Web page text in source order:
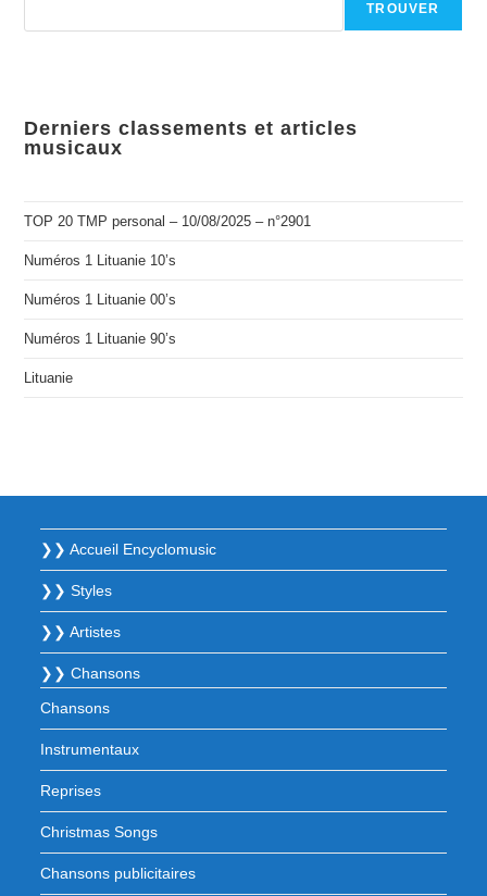
TROUVER
Derniers classements et articles
musicaux
TOP 20 TMP personal – 10/08/2025 – n°2901
Numéros 1 Lituanie 10’s
Numéros 1 Lituanie 00’s
Numéros 1 Lituanie 90’s
Lituanie
❯❯ Accueil Encyclomusic
❯❯ Styles
❯❯ Artistes
❯❯ Chansons
Chansons
Instrumentaux
Reprises
Christmas Songs
Chansons publicitaires